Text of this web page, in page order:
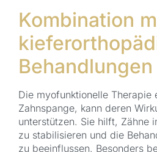
Kombination
Behandlungen
Die myofunktionelle Therapie
Zahnspange, kann deren
unterstützen. Sie hilft, Zähne
zu stabilisieren und die
zu beeinflussen. Besonders